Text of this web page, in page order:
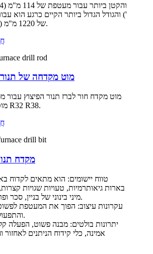
') והגודל הגדול ביותר הקיים כרגע הוא
של 1220 מ"מ (48 אינץ').
מוט מקדחה של תנור
מוט מקדח חור לברז תנור הפיצוץ עבור
מוט מקדחה R32 R38.
מקדח
טווח יישומים: הוא מתאים לקדוח
בארות גיאותרמיות, טעויות שגויות
מיני בינוני של בניין, סכר ופרויקט נמל.
עקרונות עיצוב: הפוך את המעטפת
והתפעול פשוטים.
יתרונות בולטים: מבנה פשוט, הפעלה
אמינה, כלי קידוח הניתנים לאחזור